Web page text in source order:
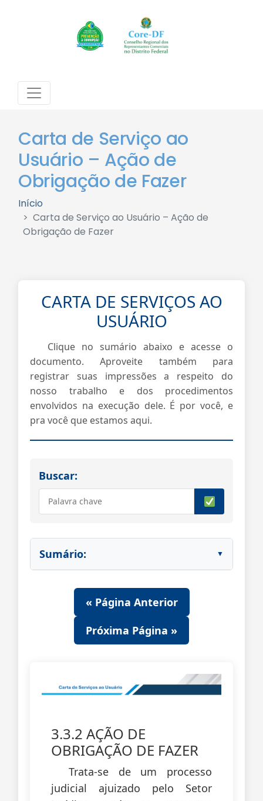
Carta de Serviço ao
Usuário – Ação de
Obrigação de Fazer
Início
Carta de Serviço ao Usuário – Ação de
Obrigação de Fazer
CARTA DE SERVIÇOS AO
USUÁRIO
Clique no sumário abaixo e acesse o
documento. Aproveite também para
registrar suas impressões a respeito do
nosso trabalho e dos procedimentos
envolvidos na execução dele. É por você, e
pra você que estamos aqui.
Buscar:
Sumário:
« Página Anterior
Próxima Página »
3.3.2 AÇÃO DE
OBRIGAÇÃO DE FAZER
Trata-se de um processo
judicial ajuizado pelo Setor